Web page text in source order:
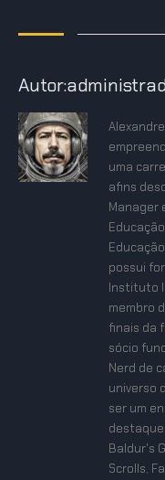
uma
afins
Manager
possui
Instituto
membro
finais da
sócio
Nerd de
universo
ser um
Baldur's
Scrolls,